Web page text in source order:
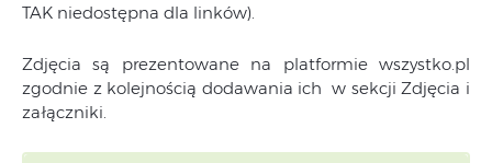
TAK niedostępna dla linków).
Zdjęcia są prezentowane na platformie wszystko.pl
zgodnie z kolejnością dodawania ich w sekcji Zdjęcia i
załączniki.